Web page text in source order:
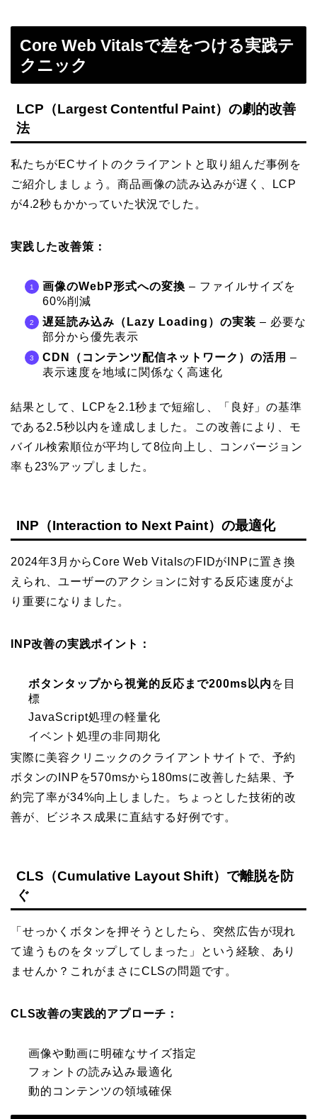
Core Web Vitalsで差をつける実践テ
クニック
LCP（Largest Contentful Paint）の劇的改善
法
私たちがECサイトのクライアントと取り組んだ事例を
ご紹介しましょう。商品画像の読み込みが遅く、LCP
が4.2秒もかかっていた状況でした。
実践した改善策：
画像のWebP形式への変換 – ファイルサイズを
60%削減
遅延読み込み（Lazy Loading）の実装 – 必要な
部分から優先表示
CDN（コンテンツ配信ネットワーク）の活用 –
表示速度を地域に関係なく高速化
結果として、LCPを2.1秒まで短縮し、「良好」の基準
である2.5秒以内を達成しました。この改善により、モ
バイル検索順位が平均して8位向上し、コンバージョン
率も23%アップしました。
INP（Interaction to Next Paint）の最適化
2024年3月からCore Web VitalsのFIDがINPに置き換
えられ、ユーザーのアクションに対する反応速度がよ
り重要になりました。
INP改善の実践ポイント：
ボタンタップから視覚的反応まで200ms以内 を目
標
JavaScript処理の軽量化
イベント処理の非同期化
実際に美容クリニックのクライアントサイトで、予約
ボタンのINPを570msから180msに改善した結果、予
約完了率が34%向上しました。ちょっとした技術的改
善が、ビジネス成果に直結する好例です。
CLS（Cumulative Layout Shift）で離脱を防
ぐ
「せっかくボタンを押そうとしたら、突然広告が現れ
て違うものをタップしてしまった」という経験、あり
ませんか？これがまさにCLSの問題です。
CLS改善の実践的アプローチ：
画像や動画に明確なサイズ指定
フォントの読み込み最適化
動的コンテンツの領域確保